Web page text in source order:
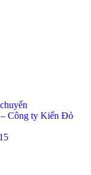
Công ty Kiến Đỏ